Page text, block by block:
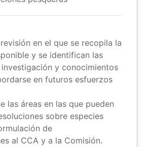
en el que se recopila la
y se identifican las
y conocimientos
en futuros esfuerzos
las áreas en las que pueden
sobre especies
de
al CCA y a la Comisión.